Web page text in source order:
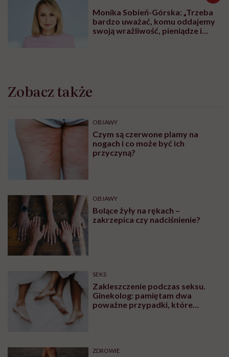
Monika Sobień-Górska: „Trzeba
bardzo uważać, komu oddajemy
swoją wrażliwość, pieniądze i
Zobacz także
OBJAWY
Czym są czerwone plamy na
nogach i co może być ich
przyczyną?
OBJAWY
Bolące żyły na rękach –
zakrzepica czy nadciśnienie?
SEKS
Zakleszczenie podczas seksu.
Ginekolog: pamiętam dwa
poważne przypadki, które
ZDROWIE